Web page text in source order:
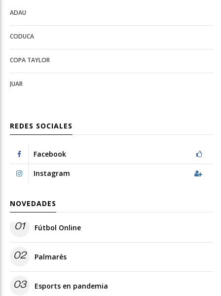
Open
Deportes
configuration
options
Open
configuration
options
ADAU
CODUCA
COPA TAYLOR
JUAR
REDES SOCIALES
Facebook
Instagram
NOVEDADES
01 Fútbol Online
02 Palmarés
03 Esports en pandemia